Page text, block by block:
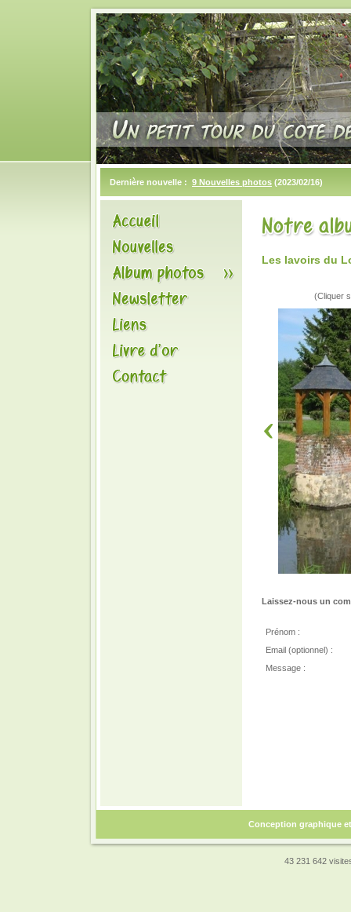
Dernière nouvelle : 9 Nouvelles photos (2023/02/16)
Les lavoirs du
(Cliquer
Laissez-nous un
Prénom :
Email (optionnel) :
Message :
Conception graphique
43 231 642